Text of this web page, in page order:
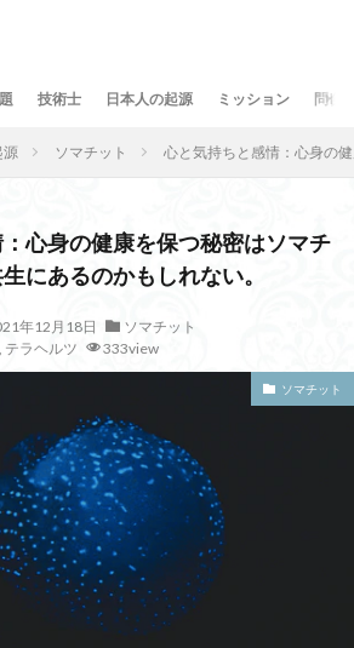
技術士 日本人の起源 ミッション 問合
源 ソマチット 心と気持ちと感情：心身の
心身の健康を保つ秘密はソマチ
にあるのかもしれない。
年12月18日
ソマチット
テラヘルツ 333view
ソマチット